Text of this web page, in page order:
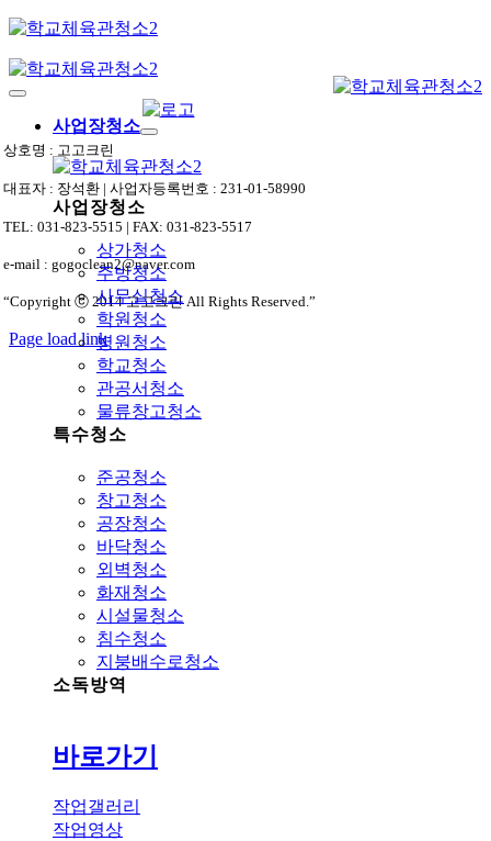
Skip
content
Toggle
Navigation사업장청소
사업장청소
상가청소
주방청소
사무실청소
학원청소
병원청소
학교청소
관공서청소
물류창고청소
특수청소
준공청소
창고청소
공장청소
바닥청소
외벽청소
화재청소
시설물청소
침수청소
지붕배수로청소
소독방역
바로가기
작업갤러리
작업영상
상호명 : 고고크린
대표자 : 장석환 | 사업자등록번호 : 231-01-58990
TEL: 031-823-5515 | FAX: 031-823-5517
e-mail : gogoclean2@naver.com
“Copyright ⓒ 2014 고고크린 All Rights Reserved.”
Page load link